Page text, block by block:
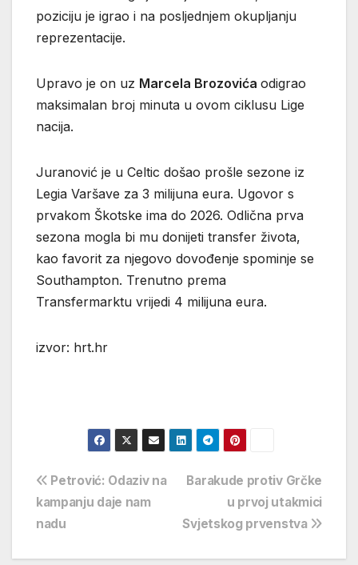
poziciju je igrao i na posljednjem okupljanju
reprezentacije.
Upravo je on uz Marcela Brozovića odigrao
maksimalan broj minuta u ovom ciklusu Lige
nacija.
Juranović je u Celtic došao prošle sezone iz
Legia Varšave za 3 milijuna eura. Ugovor s
prvakom Škotske ima do 2026. Odlična prva
sezona mogla bi mu donijeti transfer života,
kao favorit za njegovo dovođenje spominje se
Southampton. Trenutno prema
Transfermarktu vrijedi 4 milijuna eura.
izvor: hrt.hr
Navigacija
objava
Barakude protiv Grčke
u prvoj utakmici
Svjetskog prvenstva
Petrović: Odaziv na
kampanju daje nam
nadu